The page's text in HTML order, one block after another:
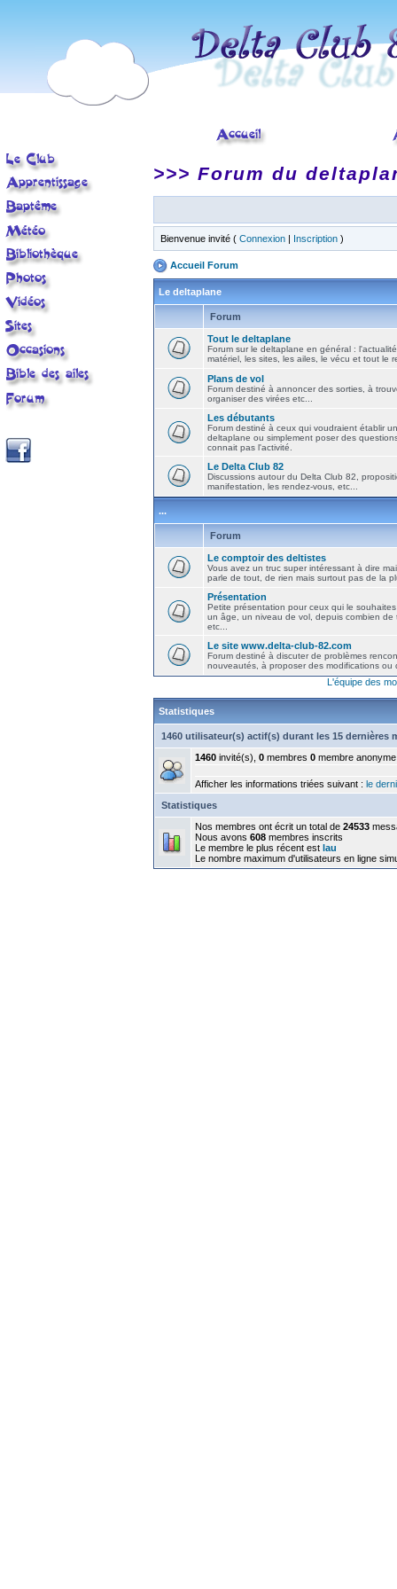
>>> Forum du
Bienvenue invité ( Connexion | Inscription )
Accueil Forum
Le deltaplane
Forum
Tout le deltaplane
Forum sur le deltaplane en général :
matériel, les sites, les ailes, le vécu et tout le
Plans de vol
Forum destiné à annoncer des sorties, à
organiser des virées etc...
Les débutants
Forum destiné à ceux qui voudraient établir
deltaplane ou simplement poser des
connait pas l'activité.
Le Delta Club 82
Discussions autour du Delta Club 82,
manifestation, les rendez-vous, etc...
...
Forum
Le comptoir des deltistes
Vous avez un truc super intéressant à dire
parle de tout, de rien mais surtout pas de la
Présentation
Petite présentation pour ceux qui le
un âge, un niveau de vol, depuis combien de
etc...
Le site www.delta-club-82.com
Forum destiné à discuter de problèmes
nouveautés, à proposer des modifications ou
L'équipe des
Statistiques
1460 utilisateur(s) actif(s) durant les 15 dernières
1460 invité(s), 0 membres 0 membre anonyme
Afficher les informations triées suivant : le
Statistiques
Nos membres ont écrit un total de 24533
Nous avons 608 membres inscrits
Le membre le plus récent est lau
Le nombre maximum d'utilisateurs en ligne